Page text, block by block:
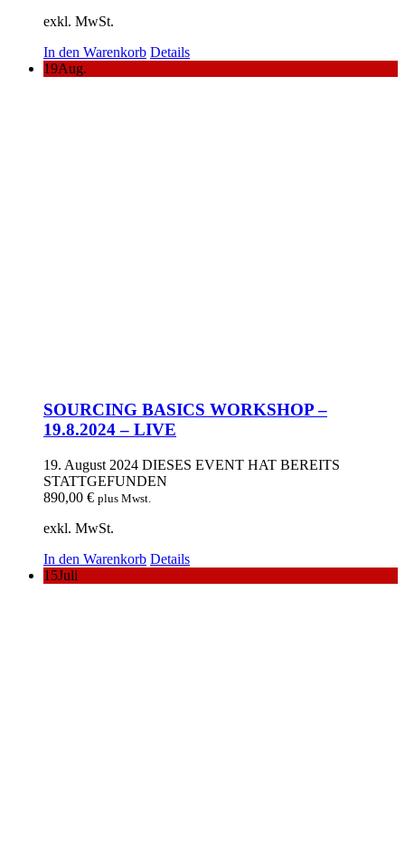
exkl. MwSt.
In den Warenkorb Details
19Aug.
SOURCING BASICS WORKSHOP –
19.8.2024 – LIVE
19. August 2024 DIESES EVENT HAT BEREITS
STATTGEFUNDEN
890,00 € plus Mwst.
exkl. MwSt.
In den Warenkorb Details
15Juli